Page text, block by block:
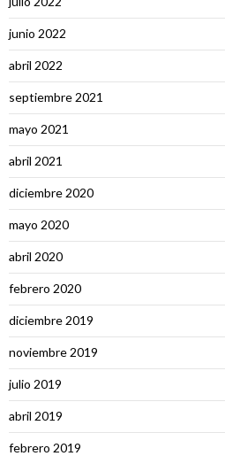
junio 2022
abril 2022
septiembre 2021
mayo 2021
abril 2021
diciembre 2020
mayo 2020
abril 2020
febrero 2020
diciembre 2019
noviembre 2019
julio 2019
abril 2019
febrero 2019